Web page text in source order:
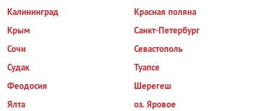
Калининград
Красная поляна
Крым
Санкт-Петербург
Сочи
Севастополь
Судак
Туапсе
Феодосия
Шерегеш
Ялта
оз. Яровое